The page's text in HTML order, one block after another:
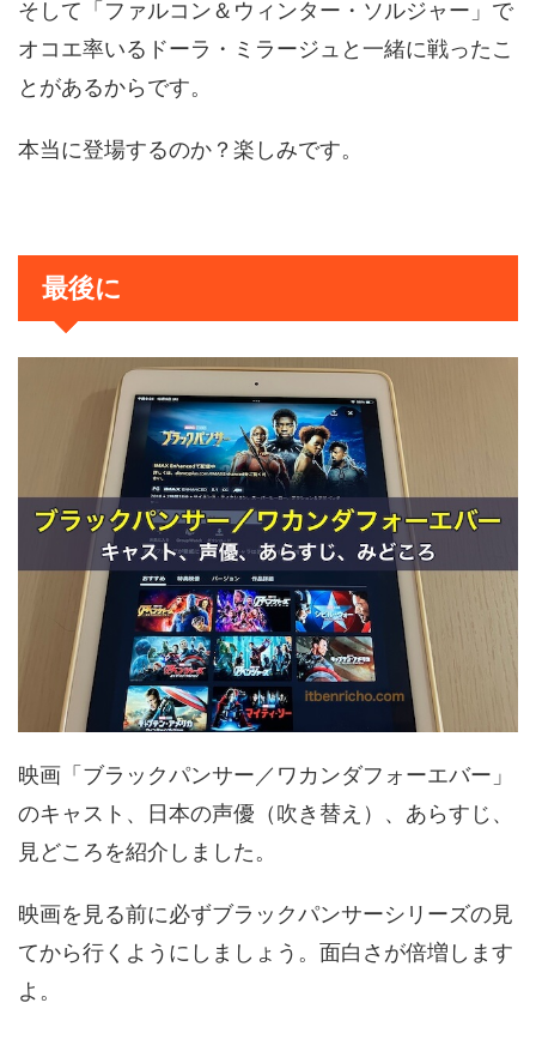
そして「ファルコン＆ウィンター・ソルジャー」で
オコエ率いるドーラ・ミラージュと一緒に戦ったこ
とがあるからです。
本当に登場するのか？楽しみです。
最後に
映画「ブラックパンサー／ワカンダフォーエバー」
のキャスト、日本の声優（吹き替え）、あらすじ、
見どころを紹介しました。
映画を見る前に必ずブラックパンサーシリーズの見
てから行くようにしましょう。面白さが倍増します
よ。